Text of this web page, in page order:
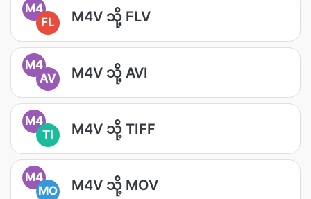
M4
FL
M4V သို့ FLV
M4
AV
M4V သို့ AVI
M4
TI
M4V သို့ TIFF
M4
MO
M4V သို့ MOV